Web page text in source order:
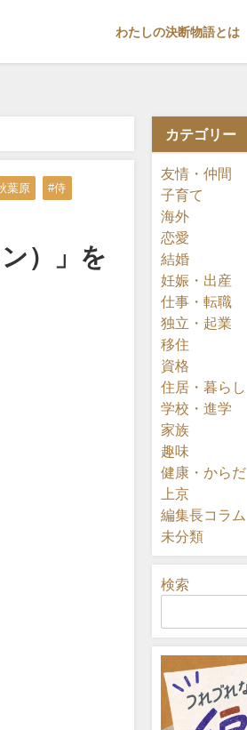
わたしの決断物語とは
葉原 #侍
）」を
カテゴリー
友情・仲間
子育て
海外
恋愛
結婚
妊娠・出産
仕事・転職
独立・起業
移住
資格
住居・暮らし
学校・進学
家族
趣味
健康・からだ
上京
編集長コラム
未分類
検索